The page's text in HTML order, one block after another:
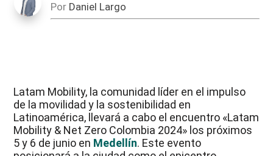
Por Daniel Largo
Latam Mobility, la comunidad líder en el impulso
de la movilidad y la sostenibilidad en
Latinoamérica, llevará a cabo el encuentro «Latam
Mobility & Net Zero Colombia 2024» los próximos
5 y 6 de junio en Medellín. Este evento